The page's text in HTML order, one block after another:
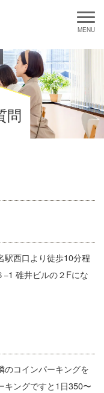
問
駅西口より徒歩10分程
碓井ビルの２Fにな
のコインパーキングを
キングですと1日350〜